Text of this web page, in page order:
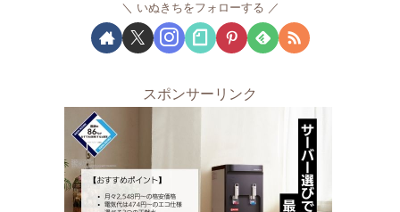
いぬきちをフォローする
スポンサーリンク